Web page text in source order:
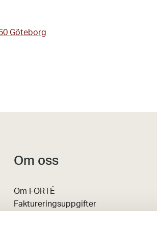
Göteborg
Om oss
Om FORTÉ
Faktureringsuppgifter